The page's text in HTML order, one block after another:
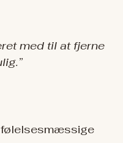
med til at fjerne
følelsesmæssige